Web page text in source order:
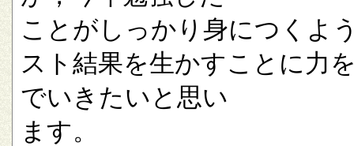
ことがしっかり身につくよ
スト結果を生かすことに力
でいきたいと思い
ます。